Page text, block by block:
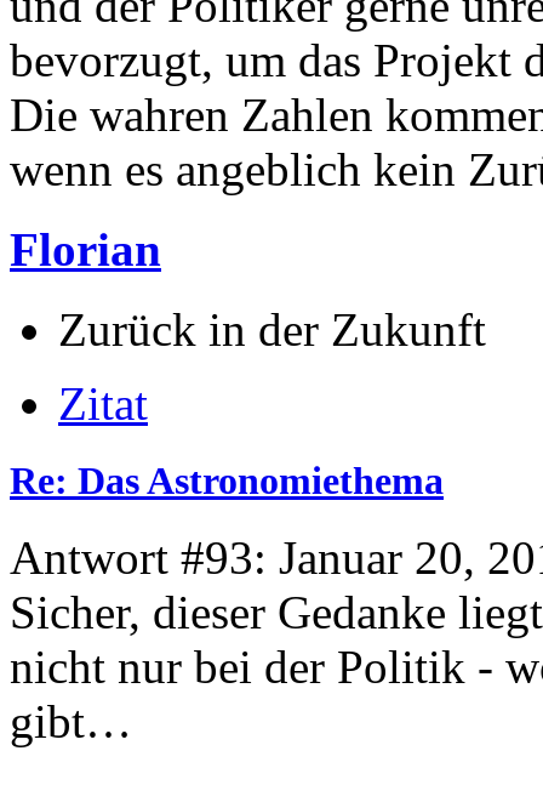
bevorzugt, um das Projekt
Die wahren Zahlen
wenn es angeblich kein
Florian
Zurück in der Zukunft
Zitat
Re: Das Astronomiethema
Antwort #93: Januar 20,
Sicher, dieser Gedanke
nicht nur bei der Politik -
gibt…